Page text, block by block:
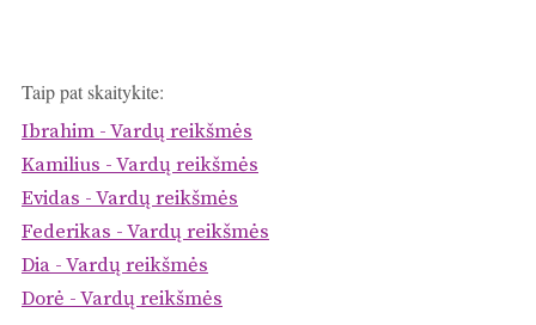
Taip pat skaitykite:
Ibrahim - Vardų reikšmės
Kamilius - Vardų reikšmės
Evidas - Vardų reikšmės
Federikas - Vardų reikšmės
Dia - Vardų reikšmės
Dorė - Vardų reikšmės